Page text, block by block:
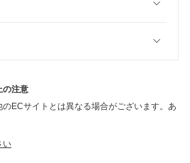
の注意
ECサイトとは異なる場合がございます。あ
い